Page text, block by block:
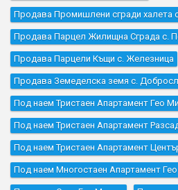
Продава Промишлени сгради халета
Продава Парцел Жилищна Сграда с.
Продава Парцели Къщи с. Железница
Продава Земеделска земя с.
Под наем Тристаен Апартамент Гео
Под наем Тристаен Апартамент
Под наем Тристаен Апартамент
Под наем Многостаен Апартамент